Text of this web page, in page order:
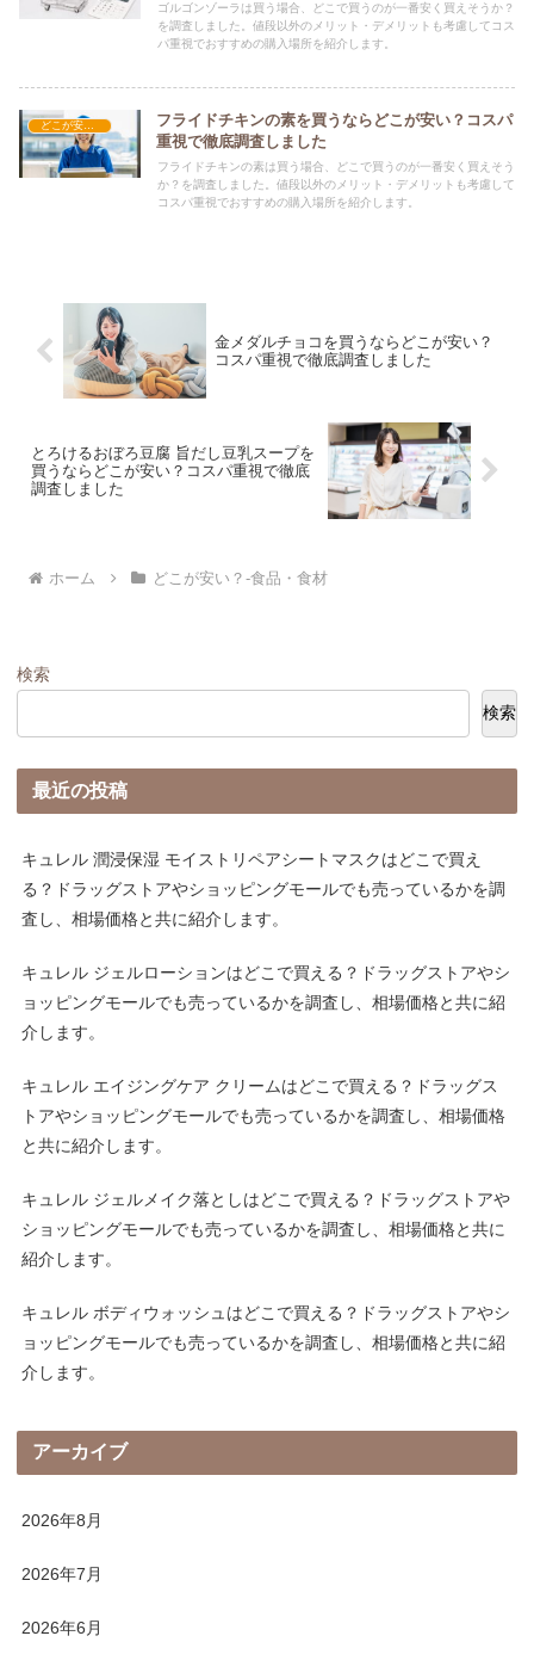
ゴルゴンゾーラは買う場合、どこで買うのが一番安く買えそうか？
を調査しました。値段以外のメリット・デメリットも考慮してコス
パ重視でおすすめの購入場所を紹介します。
どこが安い？-食品・食材
フライドチキンの素を買うならどこが安い？コスパ
重視で徹底調査しました
フライドチキンの素は買う場合、どこで買うのが一番安く買えそう
か？を調査しました。値段以外のメリット・デメリットも考慮して
コスパ重視でおすすめの購入場所を紹介します。
金メダルチョコを買うならどこが安い？
コスパ重視で徹底調査しました
とろけるおぼろ豆腐 旨だし豆乳スープを
買うならどこが安い？コスパ重視で徹底
調査しました
ホーム どこが安い？-食品・食材
検索
検索
最近の投稿
キュレル 潤浸保湿 モイストリペアシートマスクはどこで買え
る？ドラッグストアやショッピングモールでも売っているかを調
査し、相場価格と共に紹介します。
キュレル ジェルローションはどこで買える？ドラッグストアやシ
ョッピングモールでも売っているかを調査し、相場価格と共に紹
介します。
キュレル エイジングケア クリームはどこで買える？ドラッグス
トアやショッピングモールでも売っているかを調査し、相場価格
と共に紹介します。
キュレル ジェルメイク落としはどこで買える？ドラッグストアや
ショッピングモールでも売っているかを調査し、相場価格と共に
紹介します。
キュレル ボディウォッシュはどこで買える？ドラッグストアやシ
ョッピングモールでも売っているかを調査し、相場価格と共に紹
介します。
アーカイブ
2026年8月
2026年7月
2026年6月